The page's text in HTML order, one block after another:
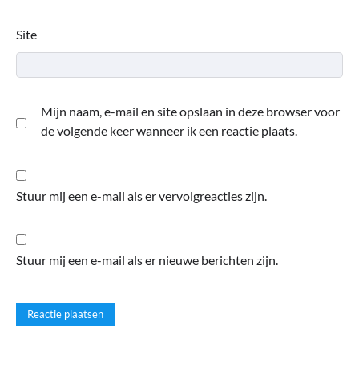
Site
Mijn naam, e-mail en site opslaan in deze browser voor
de volgende keer wanneer ik een reactie plaats.
Stuur mij een e-mail als er vervolgreacties zijn.
Stuur mij een e-mail als er nieuwe berichten zijn.